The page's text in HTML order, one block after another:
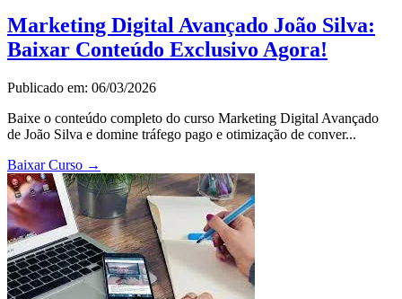
Marketing Digital Avançado João Silva:
Baixar Conteúdo Exclusivo Agora!
Publicado em: 06/03/2026
Baixe o conteúdo completo do curso Marketing Digital Avançado
de João Silva e domine tráfego pago e otimização de conver...
Baixar Curso →